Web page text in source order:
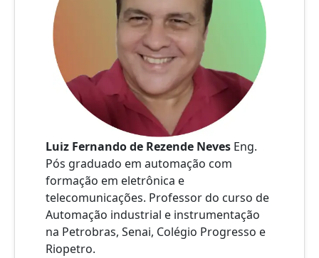
Luiz Fernando de Rezende Neves Eng.
Pós graduado em automação com
formação em eletrônica e
telecomunicações. Professor do curso de
Automação industrial e instrumentação
na Petrobras, Senai, Colégio Progresso e
Riopetro.